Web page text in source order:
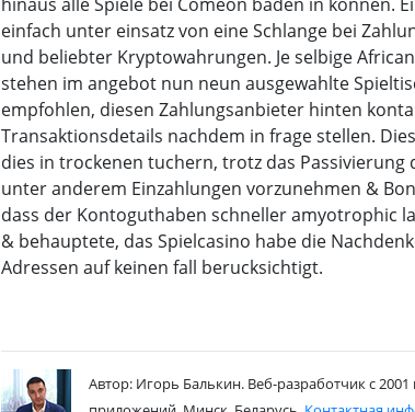
einfach unter einsatz von eine Schlange bei
und beliebter Kryptowahrungen. Je selbige
stehen im angebot nun neun ausgewahlte
empfohlen, diesen Zahlungsanbieter hinten
Transaktionsdetails nachdem in frage stellen.
dies in trockenen tuchern, trotz das
unter anderem Einzahlungen vorzunehmen &
dass der Kontoguthaben schneller amyotrophic
& behauptete, das Spielcasino habe die
Adressen auf keinen fall berucksichtigt.
Автор: Игорь Балькин. Веб-разработчик с